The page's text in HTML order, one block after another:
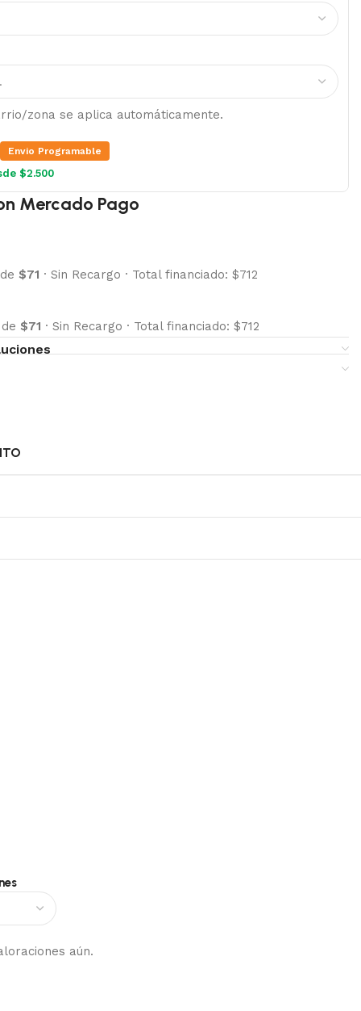
zona se aplica automáticamente.
Envio Programable
$2.500
Mercado Pago
$71 · Sin Recargo · Total financiado: $712
$71 · Sin Recargo · Total financiado: $712
aún.